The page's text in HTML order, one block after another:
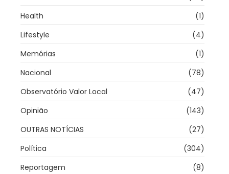
Health
(1)
Lifestyle
(4)
Memórias
(1)
Nacional
(78)
Observatório Valor Local
(47)
Opinião
(143)
OUTRAS NOTÍCIAS
(27)
Política
(304)
Reportagem
(8)